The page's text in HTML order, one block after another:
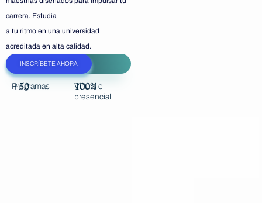
carrera. Estudia
a tu ritmo en una universidad
acreditada en alta calidad.
INSCRÍBETE AHORA
+50
Programas 100%
Virtual o
presencial